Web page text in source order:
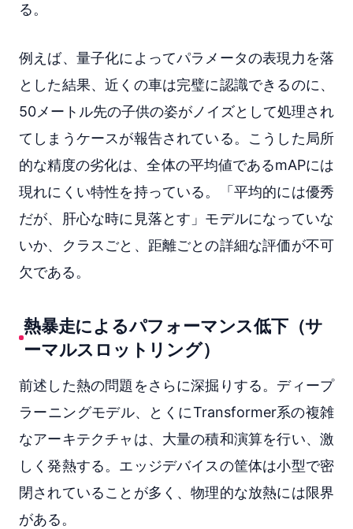
る。
例えば、量子化によってパラメータの表現力を落
とした結果、近くの車は完璧に認識できるのに、
50メートル先の子供の姿がノイズとして処理され
てしまうケースが報告されている。こうした局所
的な精度の劣化は、全体の平均値であるmAPには
現れにくい特性を持っている。「平均的には優秀
だが、肝心な時に見落とす」モデルになっていな
いか、クラスごと、距離ごとの詳細な評価が不可
欠である。
熱暴走によるパフォーマンス低下（サ
ーマルスロットリング）
前述した熱の問題をさらに深掘りする。ディープ
ラーニングモデル、とくにTransformer系の複雑
なアーキテクチャは、大量の積和演算を行い、激
しく発熱する。エッジデバイスの筐体は小型で密
閉されていることが多く、物理的な放熱には限界
がある。